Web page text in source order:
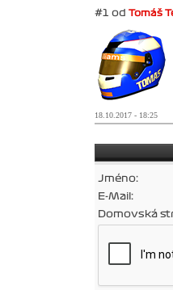
#1 od Tomáš
18.10.2017 - 18:25
Jméno:
E-Mail:
Domovská